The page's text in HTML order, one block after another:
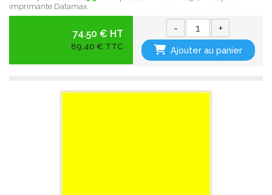
imprimante Datamax.
74.50 € HT
89,40 € TTC
- +
Ajouter au panier